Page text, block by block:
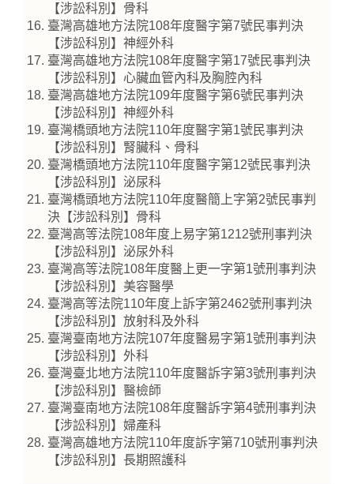
【涉訟科別】骨科
臺灣高雄地方法院108年度醫字第7號民事判決
【涉訟科別】神經外科
臺灣高雄地方法院108年度醫字第17號民事判決
【涉訟科別】心臟血管內科及胸腔內科
臺灣高雄地方法院109年度醫字第6號民事判決
【涉訟科別】神經外科
臺灣橋頭地方法院110年度醫字第1號民事判決
【涉訟科別】腎臟科、骨科
臺灣橋頭地方法院110年度醫字第12號民事判決
【涉訟科別】泌尿科
臺灣橋頭地方法院110年度醫簡上字第2號民事判
決【涉訟科別】骨科
臺灣高等法院108年度上易字第1212號刑事判決
【涉訟科別】泌尿外科
臺灣高等法院108年度醫上更一字第1號刑事判決
【涉訟科別】美容醫學
臺灣高等法院110年度上訴字第2462號刑事判決
【涉訟科別】放射科及外科
臺灣臺南地方法院107年度醫易字第1號刑事判決
【涉訟科別】外科
臺灣臺北地方法院110年度醫訴字第3號刑事判決
【涉訟科別】醫檢師
臺灣臺南地方法院108年度醫訴字第4號刑事判決
【涉訟科別】婦產科
臺灣高雄地方法院110年度訴字第710號刑事判決
【涉訟科別】長期照護科